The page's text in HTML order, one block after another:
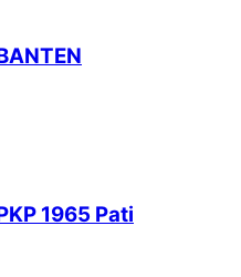
1965 Pati